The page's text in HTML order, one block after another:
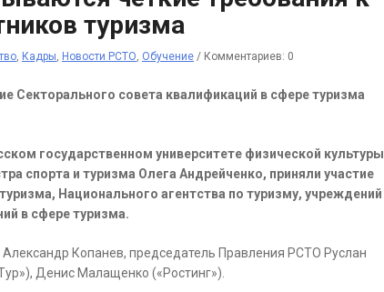
туризма
, Кадры, Новости РСТО, Обучение / Комментариев: 0
Секторального совета квалификаций в сфере туризма
государственном университете физической культуры
спорта и туризма Олега Андрейченко, приняли участие
Национального агентства по туризму, учреждений
в сфере туризма.
Копанев, председатель Правления РСТО Руслан
Денис Малащенко («Ростинг»).